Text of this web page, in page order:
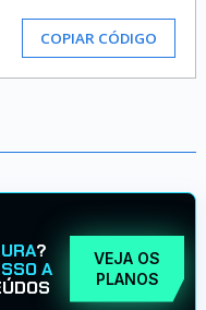
COPIAR CÓDIGO
?
A
VEJA OS
PLANOS